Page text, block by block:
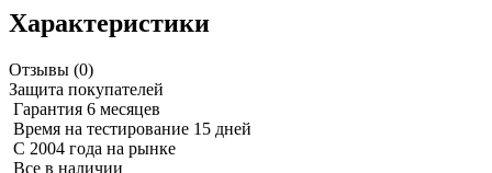
Характеристики
Отзывы (0)
Защита покупателей
Гарантия 6 месяцев
Время на тестирование 15 дней
С 2004 года на рынке
Все в наличии